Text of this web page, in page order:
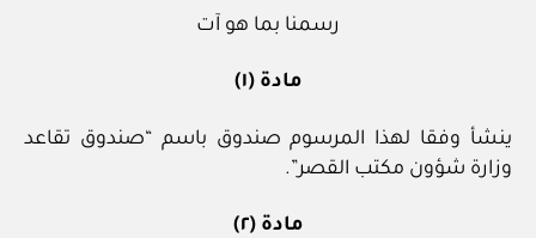
رسمنا بما هو آت
مادة (١)
ينشأ وفقا لهذا المرسوم صندوق باسم “صندوق تقاعد
وزارة شؤون مكتب القصر”.
مادة (٢)